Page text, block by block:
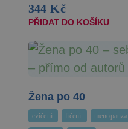
344 Kč
PŘIDAT DO KOŠÍKU
Žena po 40
cvičení líčení menopauza